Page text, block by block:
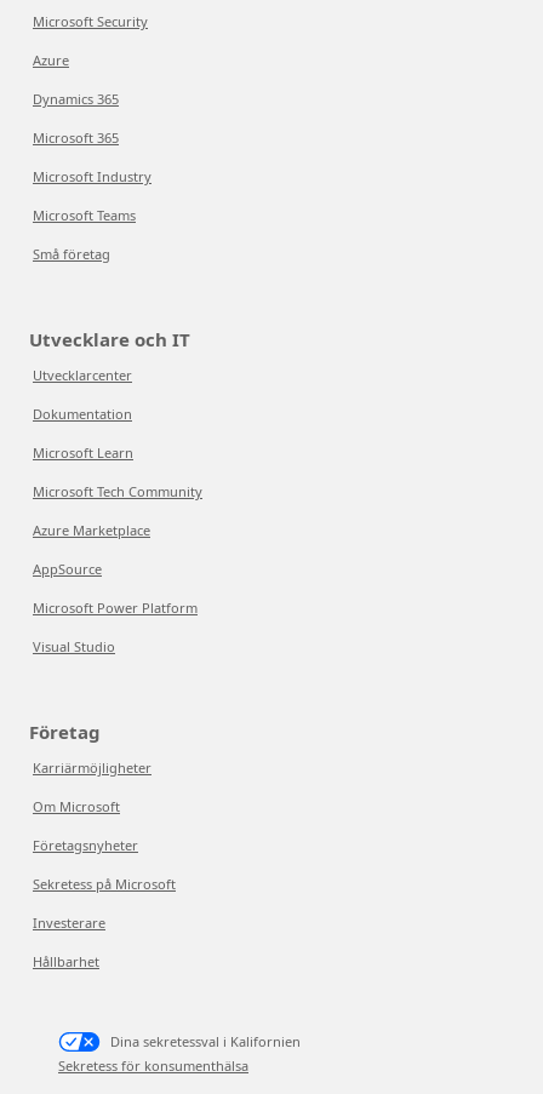
Microsoft Security
Azure
Dynamics 365
Microsoft 365
Microsoft Industry
Microsoft Teams
Små företag
Utvecklare och IT
Utvecklarcenter
Dokumentation
Microsoft Learn
Microsoft Tech Community
Azure Marketplace
AppSource
Microsoft Power Platform
Visual Studio
Företag
Karriärmöjligheter
Om Microsoft
Företagsnyheter
Sekretess på Microsoft
Investerare
Hållbarhet
Dina sekretessval i Kalifornien
Sekretess för konsumenthälsa